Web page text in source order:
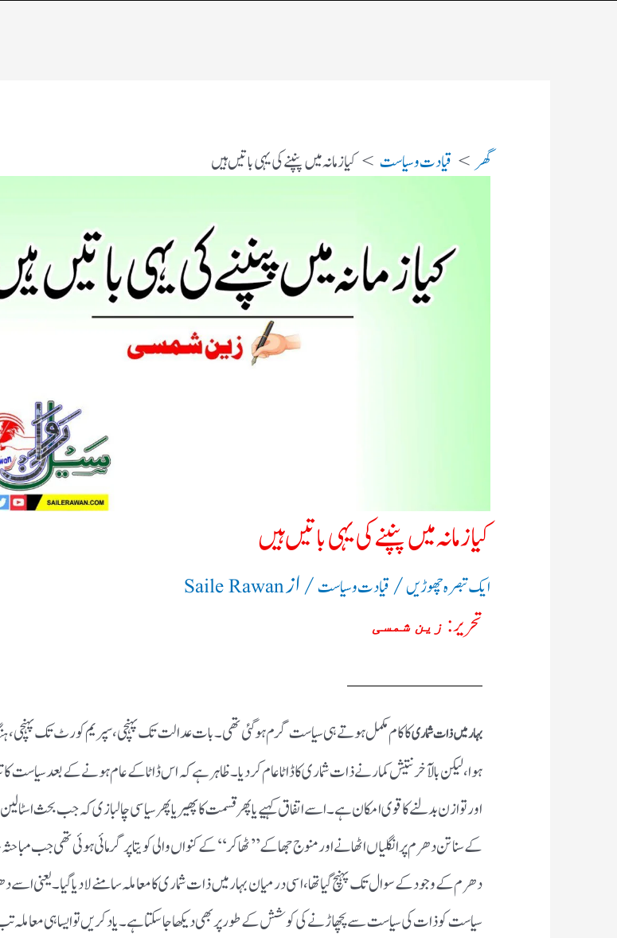
گھر قیادت وسیاست کیا زمانہ میں پنپنے کی یہی باتیں ہیں
کیا زمانہ میں پنپنے کی یہی باتیں ہیں
ایک تبصرہ چھوڑیں/قیادت وسیاست/ ازSaile Rawan
تحریر: زین شمسی
بہار میں ذات شماریکا کام مکمل ہوتے ہی سیاست گرم ہوگئی تھی۔ بات عدالت تک پہنچی، سپریم کورٹ تک پہنچی،
ہوا، لیکن بالآخر نتیش کمار نے ذات شماری کا ڈاٹا عام کردیا۔ ظاہر ہے کہ اس ڈاٹا کے عام ہونے کے بعد سیاست
اور توازن بدلنے کا قوی امکان ہے۔ اسے اتفاق کہیے یا پھر قسمت کا پھیر یا پھر سیاسی چالبازی کہ جب بحث
کے سناتن دھرم پر انگلیاں اٹھانے اور منوج جھا کے ’’ٹھاکر‘‘ کے کنواں والی کویتا پر گرمائی ہوئی تھی جب
دھرم کے وجود کے سوال تک پہنچ گیا تھا، اسی درمیان بہار میں ذات شماری کا معاملہ سامنے لادیا گیا۔ یعنی اسے
سیاست کو ذات کی سیاست سے پچھاڑنے کی کوشش کے طور پر بھی دیکھا جاسکتا ہے۔ یاد کریں تو ایسا ہی معاملہ